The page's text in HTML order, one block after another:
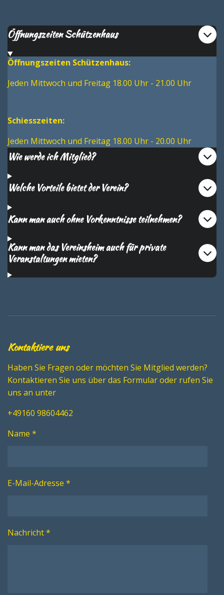
Öffnungszeiten Schützenhaus
Öffnungszeiten Schützenhaus:
Jeden Mittwoch und Freitag 18.00 Uhr - 21.00 Uhr
Schiesszeiten:
Jeden Mittwoch und Freitag 18.00 Uhr - 20.00 Uhr
Wie werde ich Mitglied?
Welche Vorteile bietet der Verein?
Kann man auch ohne Vorkenntnisse teilnehmen?
Kann man das Vereinsheim auch für private
Veranstaltungen mieten?
Kontaktiere uns
Haben Sie Fragen oder möchten Sie Mitglied werden?
Kontaktieren Sie uns über das Formular oder rufen Sie
uns an unter
+49160 98604462
Name *
E-Mail-Adresse *
Nachricht *